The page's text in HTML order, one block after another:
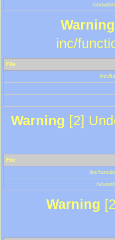
/
Warning
inc/
File
/inc/
Warning [2]
File
/inc/
/
Warning